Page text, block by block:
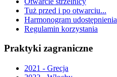
Tuż przed i po otwarciu...
Harmonogram udostępnienia
Regulamin korzystania
Praktyki zagraniczne
2021 - Grecja